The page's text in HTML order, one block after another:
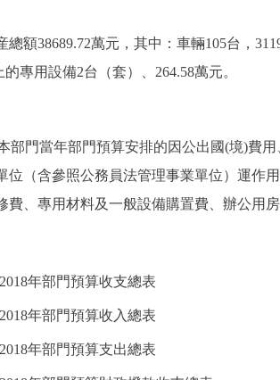
38689.72萬元，其中：車輛105台，
專用設備2台（套）、264.58萬元。
門當年部門預算安排的因公出國(境)費用
含參照公務員法管理事業單位）運作用
費、專用材料及一般設備購置費、辦公用
年部門預算收支總表
年部門預算收入總表
年部門預算支出總表